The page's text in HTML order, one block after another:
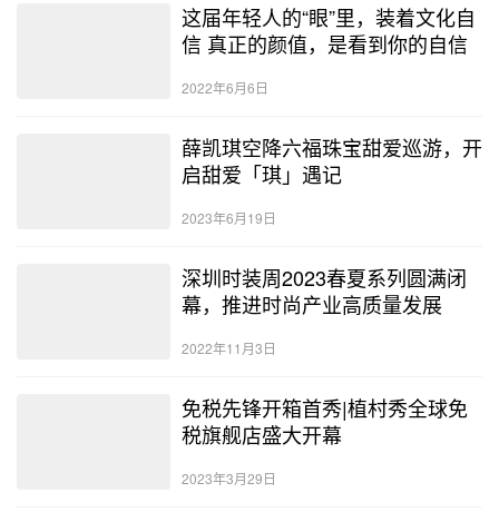
这届年轻人的“眼”里，装着文化自
信 真正的颜值，是看到你的自信
2022年6月6日
薛凯琪空降六福珠宝甜爱巡游，开
启甜爱「琪」遇记
2023年6月19日
深圳时装周2023春夏系列圆满闭
幕，推进时尚产业高质量发展
2022年11月3日
免税先锋开箱首秀|植村秀全球免
税旗舰店盛大开幕
2023年3月29日